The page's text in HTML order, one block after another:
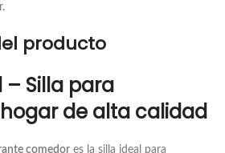
producto
– Silla para
de alta calidad
comedor es la silla ideal para